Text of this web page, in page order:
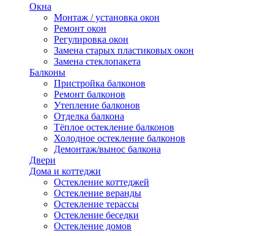
Окна
Монтаж / установка окон
Ремонт окон
Регулировка окон
Замена старых пластиковых окон
Замена стеклопакета
Балконы
Пристройка балконов
Ремонт балконов
Утепление балконов
Отделка балкона
Тёплое остекление балконов
Холодное остекление балконов
Демонтаж/вынос балкона
Двери
Дома и коттеджи
Остекление коттеджей
Остекление веранды
Остекление терассы
Остекление беседки
Остекление домов